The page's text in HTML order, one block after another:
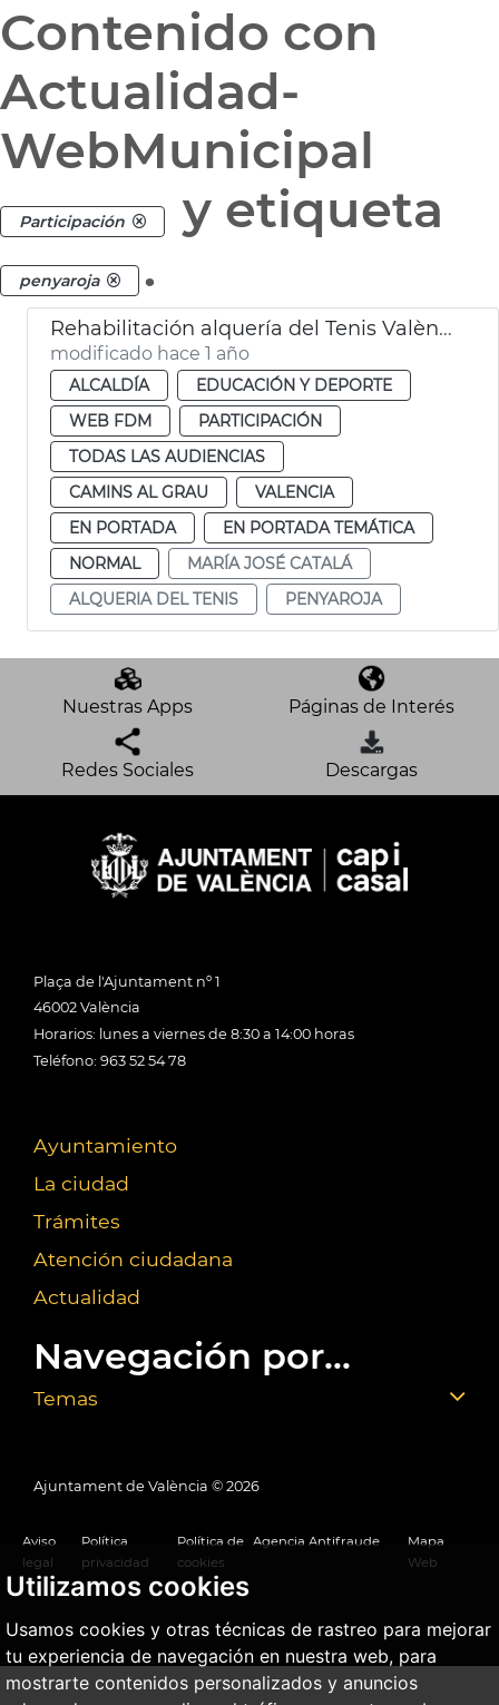
Utilizamos cookies
Usamos cookies y otras técnicas de rastreo para mejorar
tu experiencia de navegación en nuestra web, para
mostrarte contenidos personalizados y anuncios
Contenido con
Actualidad-
WebMunicipal
Participación y etiqueta
penyaroja .
Rehabilitación alquería del Tenis València
modificado hace 1 año
ALCALDÍA
EDUCACIÓN Y DEPORTE
WEB FDM
PARTICIPACIÓN
TODAS LAS AUDIENCIAS
CAMINS AL GRAU
VALENCIA
EN PORTADA
EN PORTADA TEMÁTICA
NORMAL
MARÍA JOSÉ CATALÁ
ALQUERIA DEL TENIS
PENYAROJA
Nuestras Apps Páginas de Interés
Redes Sociales Descargas
Plaça de l'Ajuntament nº 1
46002 València
Horarios: lunes a viernes de 8:30 a 14:00 horas
Teléfono: 963 52 54 78
Ayuntamiento
La ciudad
Trámites
Atención ciudadana
Actualidad
Navegación por...
Temas
Ajuntament de València © 2026
Aviso
legal
Política
privacidad
Política de
cookies
Agencia Antifraude
Mapa
Web